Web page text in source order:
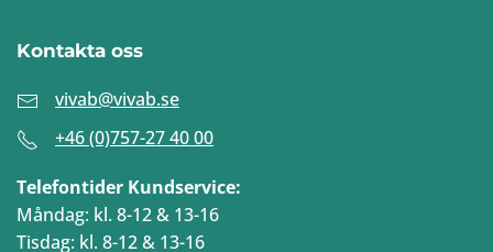
Kontakta oss
vivab@vivab.se
+46 (0)757-27 40 00
Telefontider Kundservice:
Måndag: kl. 8-12 & 13-16
Tisdag: kl. 8-12 & 13-16